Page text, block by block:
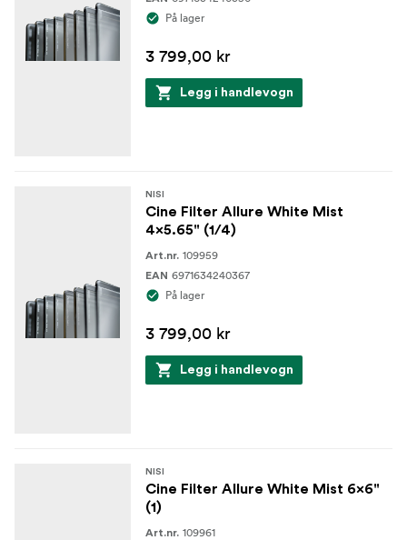
På lager
3 799,00 kr
Legg i handlevogn
NISI
Cine Filter Allure White Mist
4x5.65" (1/4)
Art.nr. 109959
EAN 6971634240367
På lager
3 799,00 kr
Legg i handlevogn
NISI
Cine Filter Allure White Mist 6x6"
(1)
Art.nr. 109961